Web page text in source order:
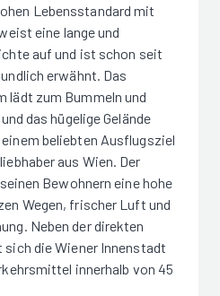
Lebensstandard mit
eine lange und
auf und ist schon seit
erwähnt. Das
lädt zum Bummeln und
das hügelige Gelände
beliebten Ausflugsziel
aus Wien. Der
Bewohnern eine hohe
Wegen, frischer Luft und
Neben der direkten
sich die Wiener Innenstadt
innerhalb von 45